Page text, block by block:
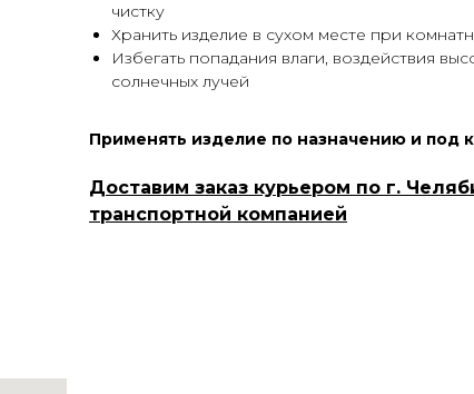
чистку
Хранить изделие в сухом месте при
Избегать попадания влаги, воздействия
солнечных лучей
Применять изделие по назначению и под
Доставим заказ курьером по г.
транспортной компанией